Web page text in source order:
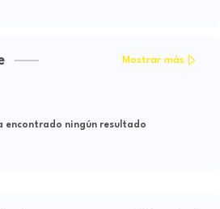
Mostrar más
encontrado ningún resultado